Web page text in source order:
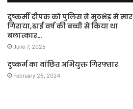
दुष्कर्मी दीपक को पुलिस ने मुठभेड़ मे मार
गिराया,ढाई वर्ष की बच्ची से किया था
बलात्कार…
June 7, 2025
दुष्कर्म का वांछित अभियुक्त गिरफ्तार
February 26, 2024